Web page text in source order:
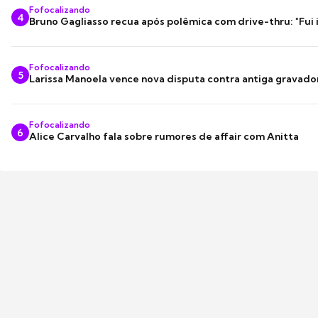
4
Fofocalizando
Bruno Gagliasso recua após polêmica com drive-thru: "Fui
5
Fofocalizando
Larissa Manoela vence nova disputa contra antiga
6
Fofocalizando
Alice Carvalho fala sobre rumores de affair com Anitta